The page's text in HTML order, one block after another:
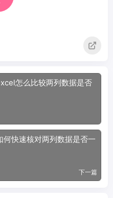
怎么比较两列数据是否
快速核对两列数据是否一
下一篇